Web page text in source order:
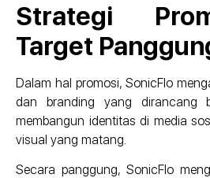
Strategi
Target
Dalam hal promosi, SonicFlo
dan branding yang dirancang
membangun identitas di media
visual yang matang.
Secara panggung, SonicFlo